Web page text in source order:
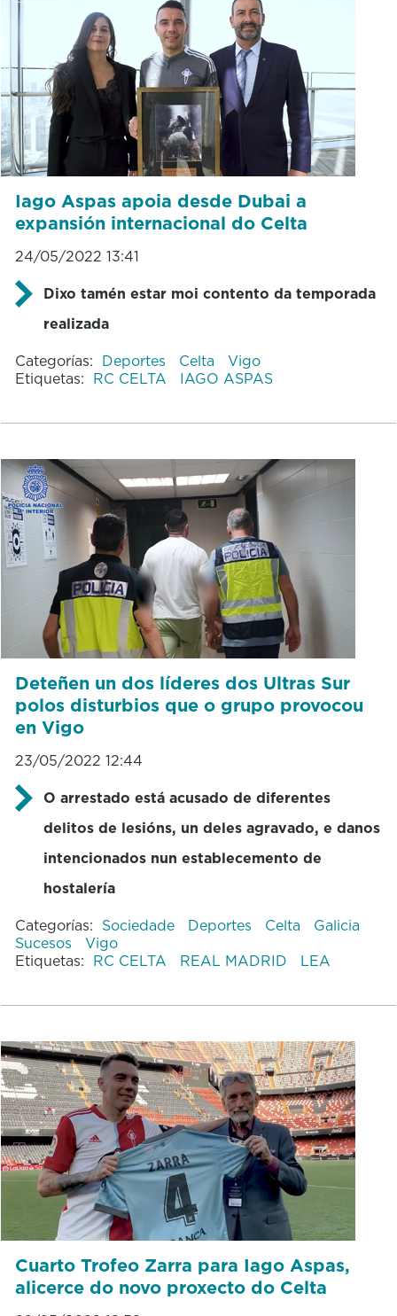
Iago Aspas apoia desde Dubai a
expansión internacional do Celta
24/05/2022 13:41
Dixo tamén estar moi contento da temporada
realizada
Categorías: Deportes Celta
Vigo
Etiquetas: RC CELTA IAGO ASPAS
Deteñen un dos líderes dos Ultras Sur
polos disturbios que o grupo provocou
en Vigo
23/05/2022 12:44
O arrestado está acusado de diferentes
delitos de lesións, un deles agravado, e danos
intencionados nun establecemento de
hostalería
Categorías: Sociedade Deportes Celta
Galicia
Sucesos
Vigo
Etiquetas: RC CELTA REAL MADRID LEA
Cuarto Trofeo Zarra para Iago Aspas,
alicerce do novo proxecto do Celta